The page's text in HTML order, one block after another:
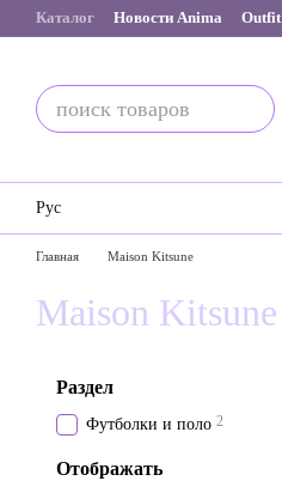
Перейти к основному контенту
Каталог Новости Anima Outfit
Рус
Главная Maison Kitsune
Maison Kitsune
Раздел
Футболки и поло 2
Отображать